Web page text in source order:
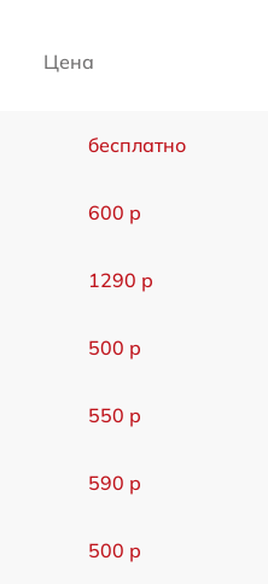
Цена
бесплатно
600 р
1290 р
500 р
550 р
590 р
500 р